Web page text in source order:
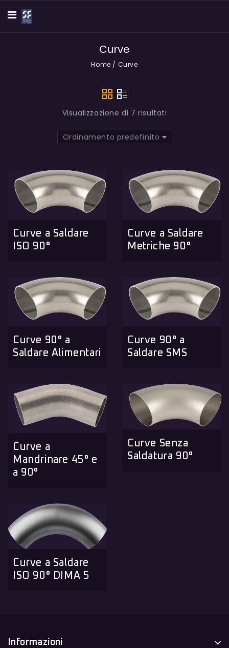
Curve
Home / Curve
Visualizzazione di 7 risultati
Ordinamento predefinito
Curve a Saldare
ISO 90°
Curve a Saldare
Metriche 90°
Curve 90° a
Saldare Alimentari
Curve 90° a
Saldare SMS
Curve a
Mandrinare 45° e
a 90°
Curve Senza
Saldatura 90°
Curve a Saldare
ISO 90° DIMA 5
Informazioni